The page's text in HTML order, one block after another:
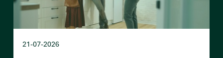
21-07-2026